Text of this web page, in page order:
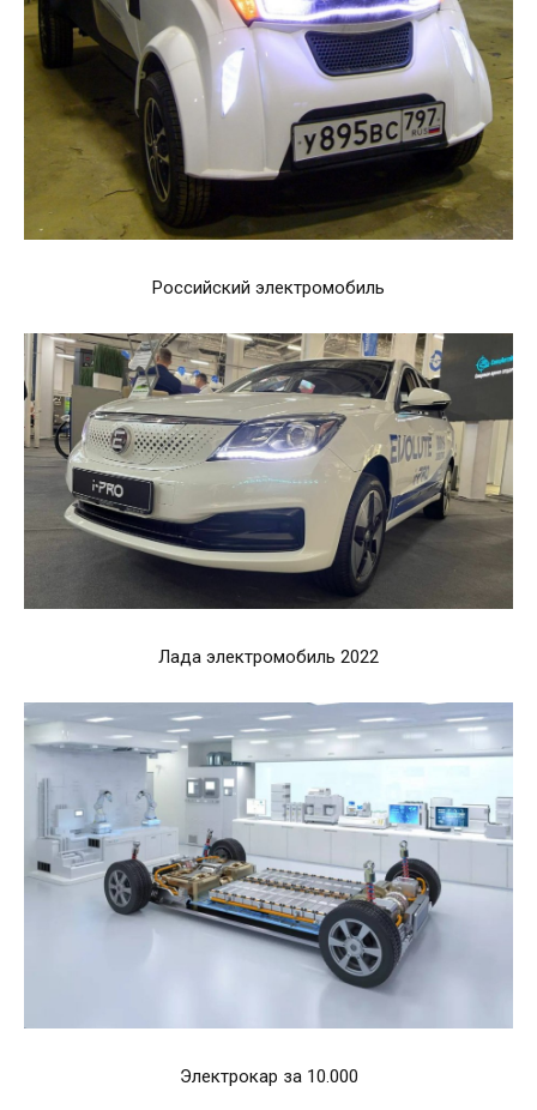
Российский электромобиль
Лада электромобиль 2022
Электрокар за 10.000